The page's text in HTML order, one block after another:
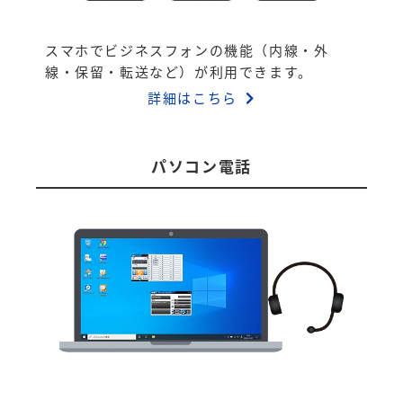
スマホでビジネスフォンの機能（内線・外
線・保留・転送など）が利用できます。
詳細はこちら
パソコン電話